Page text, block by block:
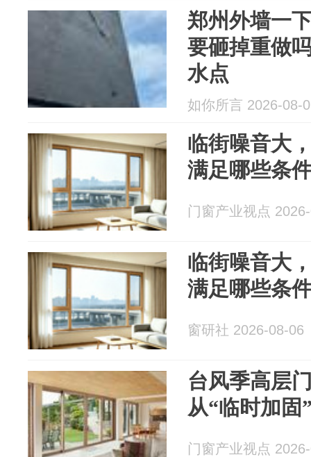
郑州外墙一
要砸掉重做
水点
如你所言 2026-08-
临街噪音大
满足哪些条
门窗产业视点
临街噪音大
满足哪些条
窗研社 2026-08-06
台风季高层
从“临时加固
门窗产业视点